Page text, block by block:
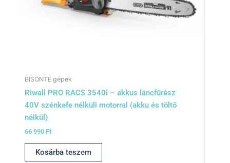
BISONTE gépek
Riwall PRO RACS 3540i – akkus láncfűrész
40V szénkefe nélküli motorral (akku és töltő
nélkül)
66 990 Ft
Kosárba teszem